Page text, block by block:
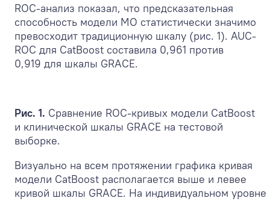
ROC-анализ показал, что предсказательная
способность модели МО статистически значимо
превосходит традиционную шкалу (рис. 1). AUC-
ROC для CatBoost составила 0,961 против
0,919 для шкалы GRACE.
Рис. 1. Сравнение ROC-кривых модели CatBoost
и клинической шкалы GRACE на тестовой
выборке.
Визуально на всем протяжении графика кривая
модели CatBoost располагается выше и левее
кривой шкалы GRACE. На индивидуальном уровне